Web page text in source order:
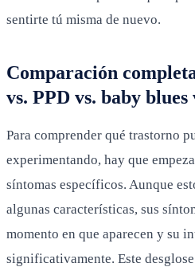
sentirte tú misma de nuevo.
Comparación
vs. PPD vs. baby
Para comprender qué trastorno
experimentando, hay que
síntomas específicos. Aunque
algunas características, sus
momento en que aparecen y su
significativamente. Este